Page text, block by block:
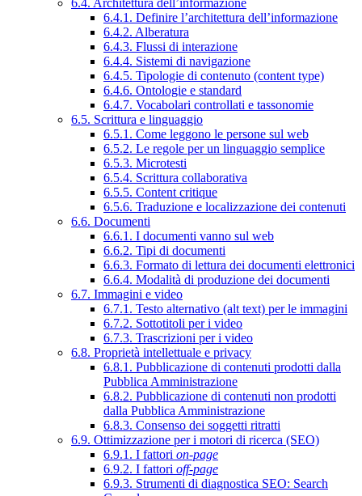
6.4.1. Definire l’architettura dell’informazione
6.4.2. Alberatura
6.4.3. Flussi di interazione
6.4.4. Sistemi di navigazione
6.4.5. Tipologie di contenuto (content type)
6.4.6. Ontologie e standard
6.4.7. Vocabolari controllati e tassonomie
6.5. Scrittura e linguaggio
6.5.1. Come leggono le persone sul web
6.5.2. Le regole per un linguaggio semplice
6.5.3. Microtesti
6.5.4. Scrittura collaborativa
6.5.5. Content critique
6.5.6. Traduzione e localizzazione dei contenuti
6.6. Documenti
6.6.1. I documenti vanno sul web
6.6.2. Tipi di documenti
6.6.3. Formato di lettura dei documenti elettronici
6.6.4. Modalità di produzione dei documenti
6.7. Immagini e video
6.7.1. Testo alternativo (alt text) per le immagini
6.7.2. Sottotitoli per i video
6.7.3. Trascrizioni per i video
6.8. Proprietà intellettuale e privacy
6.8.1. Pubblicazione di contenuti prodotti dalla
Pubblica Amministrazione
6.8.2. Pubblicazione di contenuti non prodotti
dalla Pubblica Amministrazione
6.8.3. Consenso dei soggetti ritratti
6.9. Ottimizzazione per i motori di ricerca (SEO)
6.9.1. I fattori on-page
6.9.2. I fattori off-page
6.9.3. Strumenti di diagnostica SEO: Search